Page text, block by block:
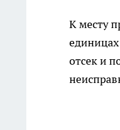
К месту
отсек и